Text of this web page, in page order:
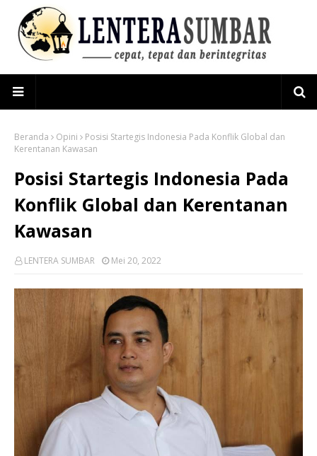
Beranda Opini
Posisi Startegis Indonesia Pada Konflik Global dan
Kerentanan Kawasan
Posisi Startegis Indonesia Pada
Konflik Global dan Kerentanan
Kawasan
LENTERA SUMBAR Mei 20, 2022